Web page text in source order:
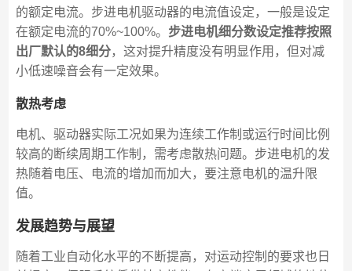
的额定电流。步进电机驱动器的电流值设定，一般是设定
在额定电流的70%~100%。 步进电机细分数设定推荐按照
出厂默认的8细分，这对提升精度没有明显作用，但对减
小低速噪音会有一定效果。
散热考虑
电机、驱动器实际工况如果为连续工作制或运行时间比例
较高的断续周期工作制，需考虑散热问题。步进电机的发
热随着电压、电流的增加而加大，要注意电机的温升限
值。
发展趋势与展望
随着工业自动化水平的不断提高，对运动控制的要求也日